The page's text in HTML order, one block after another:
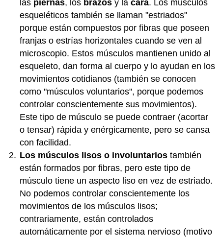
las piernas, los brazos y la cara. Los músculos
esqueléticos también se llaman "estriados"
porque están compuestos por fibras que poseen
franjas o estrías horizontales cuando se ven al
microscopio. Estos músculos mantienen unido al
esqueleto, dan forma al cuerpo y lo ayudan en los
movimientos cotidianos (también se conocen
como "músculos voluntarios", porque podemos
controlar conscientemente sus movimientos).
Este tipo de músculo se puede contraer (acortar
o tensar) rápida y enérgicamente, pero se cansa
con facilidad.
Los músculos lisos o involuntarios también
están formados por fibras, pero este tipo de
músculo tiene un aspecto liso en vez de estriado.
No podemos controlar conscientemente los
movimientos de los músculos lisos;
contrariamente, están controlados
automáticamente por el sistema nervioso (motivo